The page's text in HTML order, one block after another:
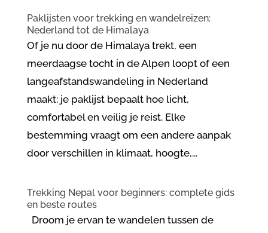
Paklijsten voor trekking en wandelreizen:
Nederland tot de Himalaya
Of je nu door de Himalaya trekt, een
meerdaagse tocht in de Alpen loopt of een
langeafstandswandeling in Nederland
maakt: je paklijst bepaalt hoe licht,
comfortabel en veilig je reist. Elke
bestemming vraagt om een andere aanpak
door verschillen in klimaat, hoogte,...
Trekking Nepal voor beginners: complete gids
en beste routes
Droom je ervan te wandelen tussen de